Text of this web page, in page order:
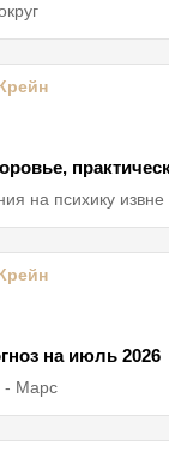
на психику извне
на июль 2026
- Марс